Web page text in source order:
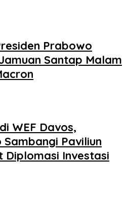
Prabowo
Santap Malam
WEF Davos,
Paviliun
Diplomasi Investasi